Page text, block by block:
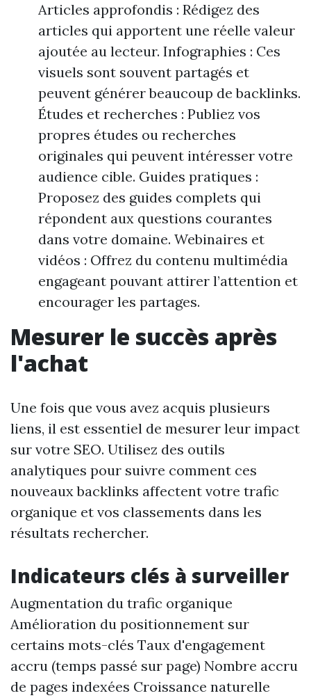
Articles approfondis : Rédigez des
articles qui apportent une réelle valeur
ajoutée au lecteur. Infographies : Ces
visuels sont souvent partagés et
peuvent générer beaucoup de backlinks.
Études et recherches : Publiez vos
propres études ou recherches
originales qui peuvent intéresser votre
audience cible. Guides pratiques :
Proposez des guides complets qui
répondent aux questions courantes
dans votre domaine. Webinaires et
vidéos : Offrez du contenu multimédia
engageant pouvant attirer l’attention et
encourager les partages.
Mesurer le succès après
l'achat
Une fois que vous avez acquis plusieurs
liens, il est essentiel de mesurer leur impact
sur votre SEO. Utilisez des outils
analytiques pour suivre comment ces
nouveaux backlinks affectent votre trafic
organique et vos classements dans les
résultats rechercher.
Indicateurs clés à surveiller
Augmentation du trafic organique
Amélioration du positionnement sur
certains mots-clés Taux d'engagement
accru (temps passé sur page) Nombre accru
de pages indexées Croissance naturelle